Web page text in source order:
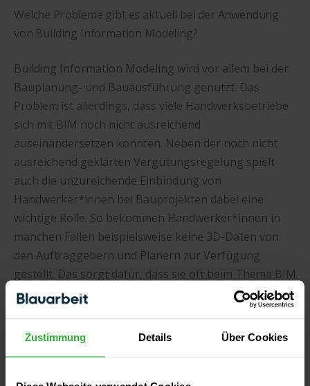
Zustimmung Details Über Cookies
Welche Probleme gibt es aktuell bei der Anwendung
von Building Information Modeling?
Building Information Modeling wird vor allem bei der
Bauplanung- und Bauausführung genutzt. Das
Problem ist allerdings, dass viele Handwerksbetriebe
sich mit BIM noch nicht ausreichend
auseinandersetzen konnten. Neben der noch nicht
ausreichend geklärten Vergütungsregelung spielt
auch die unzureichende Einbindung von
Handwerker*innen bei Bauprojekten dabei eine
wichtige Rolle. So bekommen Handwerker*innen in
manchen Fällen beispielsweise keine 3D-Daten von
den Auftraggebern und Planern zur Verfügung
gestellt. Das sorgt dafür, dass sie oft beim Thema BIM
hinterherhängen. Ein weiterer Grund ist, dass viele
Auftraggeber den möglichen Mehrwert von Building
Information Modeling noch nicht erkennen und von